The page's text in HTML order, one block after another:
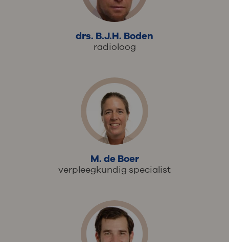
drs. B.J.H. Boden
radioloog
M. de Boer
verpleegkundig specialist